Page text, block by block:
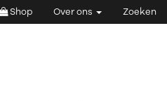
Shop Over ons Zoeken